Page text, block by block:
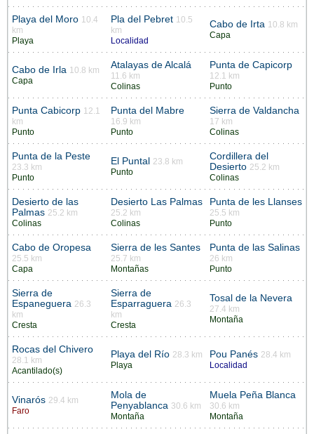
Playa del Moro 10.4
km
Playa
Pla del Pebret 10.5
km
Localidad
Cabo de Irta 10.8 km
Capa
Cabo de Irla 10.8 km
Capa
Atalayas de Alcalá
11.6 km
Colinas
Punta de Capicorp
12.1 km
Punto
Punta Cabicorp 12.1
km
Punto
Punta del Mabre
16.9 km
Punto
Sierra de Valdancha
17 km
Colinas
Punta de la Peste
23.3 km
Punto
El Puntal 23.8 km
Punto
Cordillera del
Desierto 25.2 km
Colinas
Desierto de las
Palmas 25.2 km
Colinas
Desierto Las Palmas
25.2 km
Colinas
Punta de les Llanses
25.5 km
Punto
Cabo de Oropesa
25.5 km
Capa
Sierra de les Santes
25.7 km
Montañas
Punta de las Salinas
26 km
Punto
Sierra de
Espaneguera 26.3
km
Cresta
Sierra de
Esparraguera 26.3
km
Cresta
Tosal de la Nevera
27.4 km
Montaña
Rocas del Chivero
28.1 km
Acantilado(s)
Playa del Río 28.3 km
Playa
Pou Panés 28.4 km
Localidad
Vinarós 29.4 km
Faro
Mola de
Penyablanca 30.6 km
Montaña
Muela Peña Blanca
30.6 km
Montaña